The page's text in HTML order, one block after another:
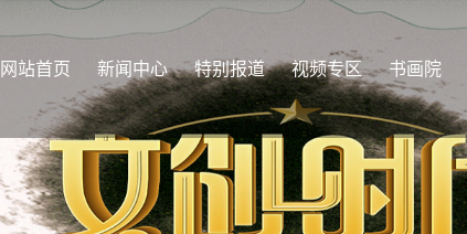
网站首页 新闻中心 特别报道 视频专区 书画院